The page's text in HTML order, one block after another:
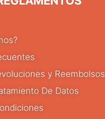
y Reembolsos
De Datos